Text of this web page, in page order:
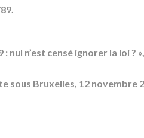
n’est censé ignorer la loi ? »,
sous Bruxelles, 12 novembre